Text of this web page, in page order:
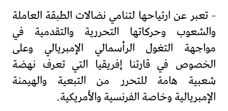
– تعبر عن ارتياحها لتنامي نضالات الطبقة العاملة
والشعوب وحركاتها التحررية والتقدمية في
مواجهة التغول الرأسمالي الإمبريالي وعلى
الخصوص في قارتنا إفريقيا التي تعرف نهضة
شعبية هامة للتحرر من التبعية والهيمنة
الإمبريالية وخاصة الفرنسية والأمريكية.